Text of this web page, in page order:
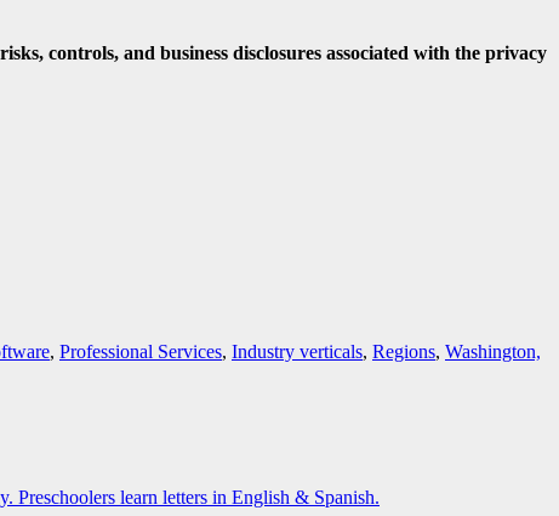
controls, and business disclosures associated with the privacy
, Professional Services, Industry verticals, Regions, Washington,
learn letters in English & Spanish.